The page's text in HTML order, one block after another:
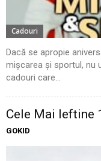
Cadouri
Dacă se apropie
mișcarea și sportul, nu
cadouri care...
Cele Mai Ieftine
GOKID